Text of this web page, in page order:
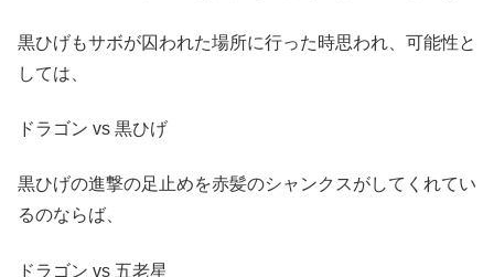
黒ひげもサボが囚われた場所に行った時思われ、可能性と
しては、
ドラゴン vs 黒ひげ
黒ひげの進撃の足止めを赤髪のシャンクスがしてくれてい
るのならば、
ドラゴン vs 五老星